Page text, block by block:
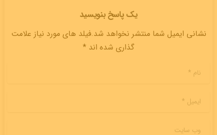
یک پاسخ بنویسید
نشانی ایمیل شما منتشر نخواهد شد.فیلد های مورد نیاز علامت
گذاری شده اند *
نام*
ایمیل *
وب سایت